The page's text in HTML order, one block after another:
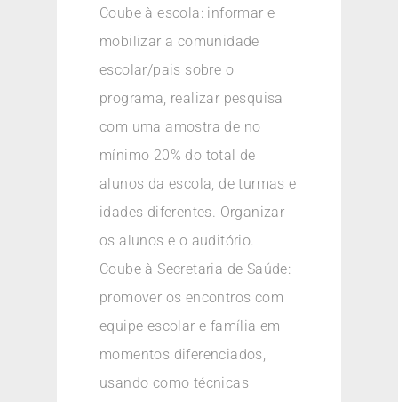
Coube à escola: informar e
mobilizar a comunidade
escolar/pais sobre o
programa, realizar pesquisa
com uma amostra de no
mínimo 20% do total de
alunos da escola, de turmas e
idades diferentes. Organizar
os alunos e o auditório.
Coube à Secretaria de Saúde:
promover os encontros com
equipe escolar e família em
momentos diferenciados,
usando como técnicas